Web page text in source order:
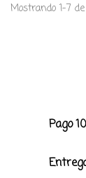
Mostrando 1-7
Pago